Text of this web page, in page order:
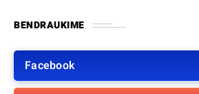
BENDRAUKIME
Facebook